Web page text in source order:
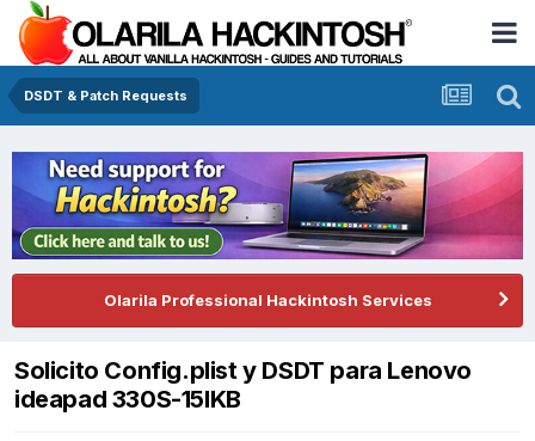
DSDT & Patch Requests
Olarila Professional Hackintosh Services
Solicito Config.plist y DSDT para Lenovo
ideapad 330S-15IKB